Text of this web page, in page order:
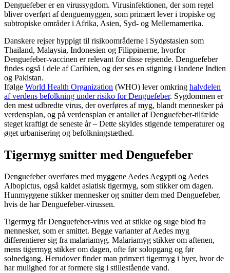
Denguefeber er en virussygdom. Virusinfektionen, der som regel
bliver overført af denguemyggen, som primært lever i tropiske og
subtropiske områder i Afrika, Asien, Syd- og Mellemamerika.
Danskere rejser hyppigt til risikoområderne i Sydøstasien som
Thailand, Malaysia, Indonesien og Filippinerne, hvorfor
Denguefeber-vaccinen er relevant for disse rejsende. Denguefeber
findes også i dele af Caribien, og der ses en stigning i landene Indien
og Pakistan.
Ifølge World Health Organization (WHO) lever omkring halvdelen
af verdens befolkning under risiko for Denguefeber. Sygdommen er
den mest udbredte virus, der overføres af myg, blandt mennesker på
verdensplan, og på verdensplan er antallet af Denguefeber-tilfælde
steget kraftigt de seneste år – Dette skyldes stigende temperaturer og
øget urbanisering og befolkningstæthed.
Tigermyg smitter med Denguefeber
Denguefeber overføres med myggene Aedes Aegypti og Aedes
Albopictus, også kaldet asiatisk tigermyg, som stikker om dagen.
Hunmyggene stikker mennesker og smitter dem med Denguefeber,
hvis de har Denguefeber-virussen.
Tigermyg får Denguefeber-virus ved at stikke og suge blod fra
mennesker, som er smittet. Begge varianter af Aedes myg
differentierer sig fra malariamyg. Malariamyg stikker om aftenen,
mens tigermyg stikker om dagen, ofte før solopgang og før
solnedgang. Herudover finder man primært tigermyg i byer, hvor de
har mulighed for at formere sig i stillestående vand.